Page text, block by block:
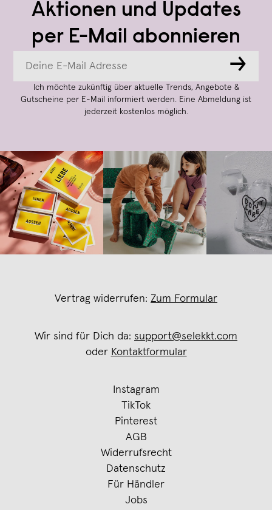
Aktionen und Updates
per E-Mail abonnieren
→
Ich möchte zukünftig über aktuelle Trends, Angebote &
Gutscheine per E-Mail informiert werden. Eine Abmeldung ist
jederzeit kostenlos möglich.
Vertrag widerrufen: Zum Formular
Wir sind für Dich da: support@selekkt.com
oder Kontaktformular
Instagram
TikTok
Pinterest
AGB
Widerrufsrecht
Datenschutz
Für Händler
Jobs